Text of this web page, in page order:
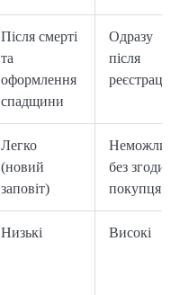
Після смерті
та
оформлення
спадщини
Одразу
після
реєстрації
Легко
(новий
заповіт)
без згоди
покупця
Низькі Високі